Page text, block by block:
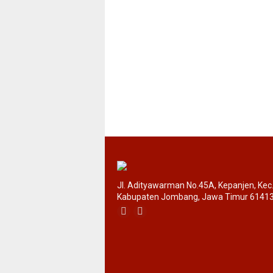
Jl. Adityawarman No.45A, Kepanjen,
Kabupaten Jombang, Jawa Timur 61413